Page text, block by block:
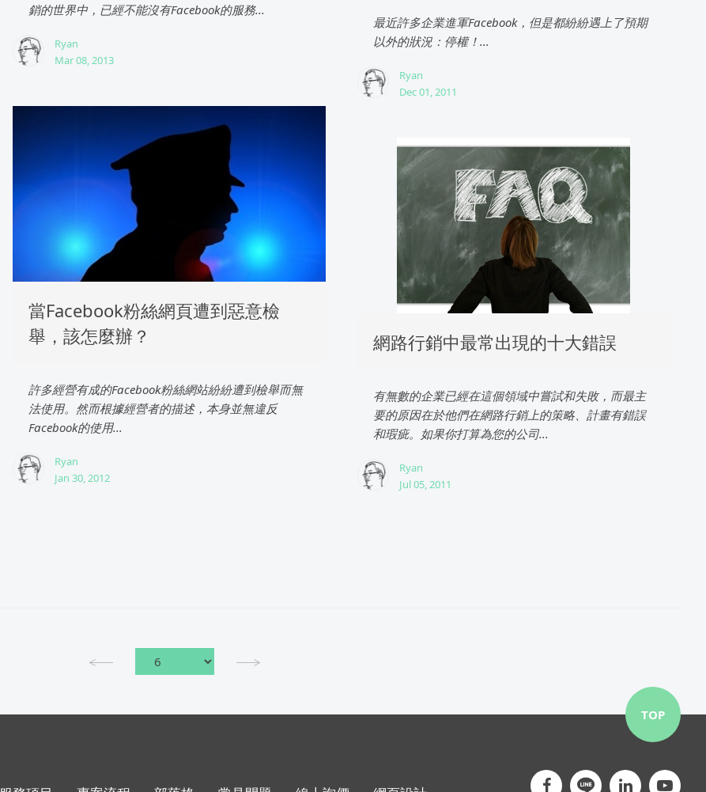
銷的世界中，已經不能沒有Facebook的服務...
Ryan
Mar 08, 2013
最近許多企業進軍Facebook，但是都紛紛遇上了預期
以外的狀況：停權！...
Ryan
Dec 01, 2011
當Facebook粉絲網頁遭到惡意檢
舉，該怎麼辦？
許多經營有成的Facebook粉絲網站紛紛遭到檢舉而無
法使用。然而根據經營者的描述，本身並無違反
Facebook的使用...
Ryan
Jan 30, 2012
網路行銷中最常出現的十大錯誤
有無數的企業已經在這個領域中嘗試和失敗，而最主
要的原因在於他們在網路行銷上的策略、計畫有錯誤
和瑕疵。如果你打算為您的公司...
Ryan
Jul 05, 2011
TOP